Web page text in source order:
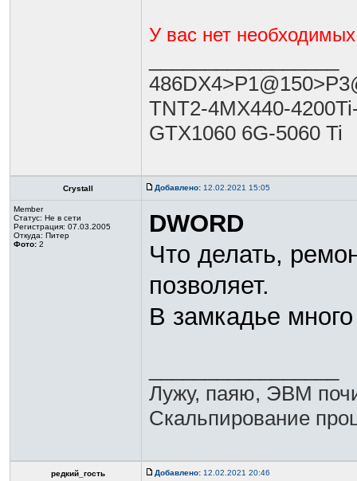
У вас нет
TNT2-4MX440-
GTX1060 6G-5060 Ti
Crystall Добавлено: 12.02.2021 15:05
Member
Статус: Не в сети
Регистрация: 07.03.2005
Откуда: Питер
Фото: 2
DWORD
Что делать,
позволяет.
В замкадье
Лужу, паяю, ЭВМ
Скальпирование
редкий_гость Добавлено: 12.02.2021 20:46